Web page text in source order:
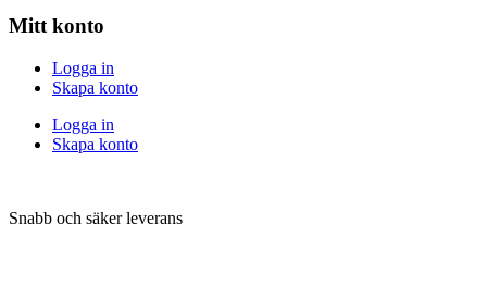
Mitt konto
Logga in
Skapa konto
Logga in
Skapa konto
Snabb och säker leverans